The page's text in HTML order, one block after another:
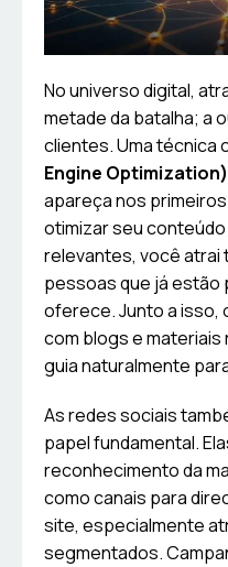
No universo digital,
metade da batalha; a
clientes. Uma técnica
Engine Optimization)
apareça nos
otimizar seu
relevantes, você atrai
pessoas que já estão
oferece. Junto a isso,
com blogs e materiais
guia naturalmente
As redes sociais
papel fundamental.
reconhecimento da
como canais para
site, especialmente
segmentados.